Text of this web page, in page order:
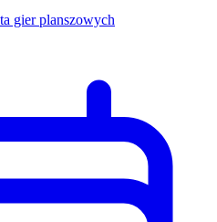
gier planszowych